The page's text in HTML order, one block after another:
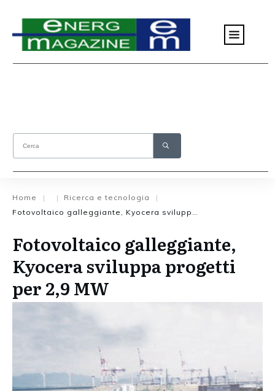
Home | | Ricerca e tecnologia
|
Fotovoltaico galleggiante,
Kyocera sviluppa progetti
per 2,9 MW